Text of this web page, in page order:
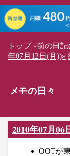
トップ «前の日記
年07月12日(月))»
メモの日々
2010年07月06
OOTが